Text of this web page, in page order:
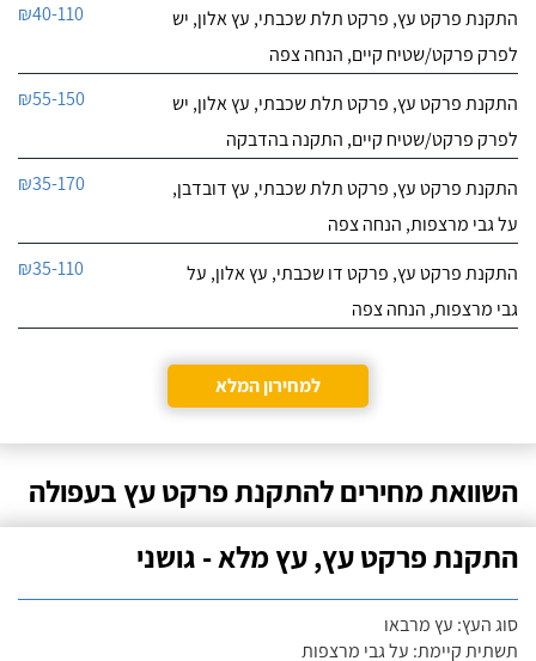
התקנת פרקט עץ, פרקט תלת שכבתי, עץ אלון, יש
לפרק פרקט/שטיח קיים, הנחה צפה
₪40-110
התקנת פרקט עץ, פרקט תלת שכבתי, עץ אלון, יש
לפרק פרקט/שטיח קיים, התקנה בהדבקה
₪55-150
התקנת פרקט עץ, פרקט תלת שכבתי, עץ דובדבן,
על גבי מרצפות, הנחה צפה
₪35-170
התקנת פרקט עץ, פרקט דו שכבתי, עץ אלון, על
גבי מרצפות, הנחה צפה
₪35-110
למחירון המלא
השוואת מחירים להתקנת פרקט עץ בעפולה
התקנת פרקט עץ, עץ מלא - גושני
סוג העץ: עץ מרבאו
תשתית קיימת: על גבי מרצפות